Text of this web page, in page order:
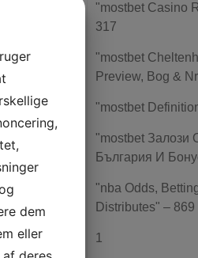
spins
"mostbet Casino
317
"mostbet
Preview, Bog &
"mostbet
"mostbet Залози
България И
"nba Odds,
Distributes" – 869
1
dem
eller